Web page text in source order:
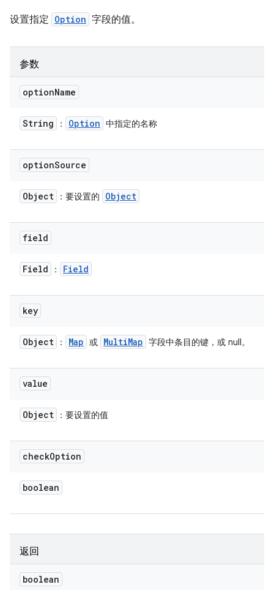
设置指定 Option 字段的值。
参数
optionName
String ： Option 中指定的名称
optionSource
Object ：要设置的 Object
field
Field ： Field
key
Object ： Map 或 MultiMap 字段中条目的键，或 null。
value
Object ：要设置的值
checkOption
boolean
返回
boolean